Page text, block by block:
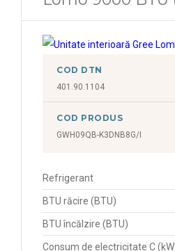
COD DTN
401.90.1104
COD PRODUS
GWH09QB-K3DNB8G/I
Refrigerant
BTU răcire (BTU)
BTU încălzire (BTU)
Consum de electricitate C